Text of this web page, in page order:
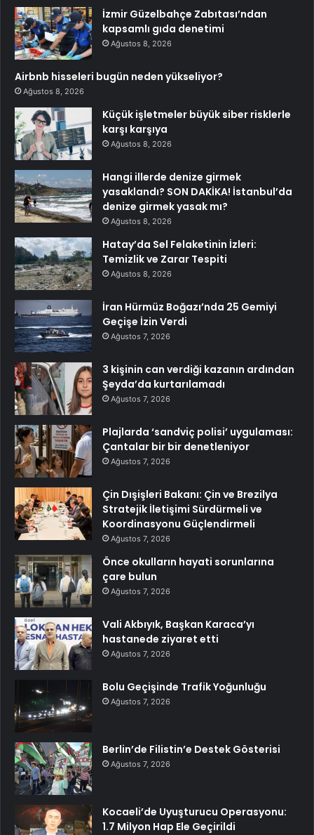
İzmir Güzelbahçe Zabıtası’ndan
kapsamlı gıda denetimi
Ağustos 8, 2026
Airbnb hisseleri bugün neden yükseliyor?
Ağustos 8, 2026
Küçük işletmeler büyük siber risklerle
karşı karşıya
Ağustos 8, 2026
Hangi illerde denize girmek
yasaklandı? SON DAKİKA! İstanbul’da
denize girmek yasak mı?
Ağustos 8, 2026
Hatay’da Sel Felaketinin İzleri:
Temizlik ve Zarar Tespiti
Ağustos 8, 2026
İran Hürmüz Boğazı’nda 25 Gemiyi
Geçişe İzin Verdi
Ağustos 7, 2026
3 kişinin can verdiği kazanın ardından
Şeyda’da kurtarılamadı
Ağustos 7, 2026
Plajlarda ‘sandviç polisi’ uygulaması:
Çantalar bir bir denetleniyor
Ağustos 7, 2026
Çin Dışişleri Bakanı: Çin ve Brezilya
Stratejik İletişimi Sürdürmeli ve
Koordinasyonu Güçlendirmeli
Ağustos 7, 2026
Önce okulların hayati sorunlarına
çare bulun
Ağustos 7, 2026
Vali Akbıyık, Başkan Karaca’yı
hastanede ziyaret etti
Ağustos 7, 2026
Bolu Geçişinde Trafik Yoğunluğu
Ağustos 7, 2026
Berlin’de Filistin’e Destek Gösterisi
Ağustos 7, 2026
Kocaeli’de Uyuşturucu Operasyonu:
1.7 Milyon Hap Ele Geçirildi